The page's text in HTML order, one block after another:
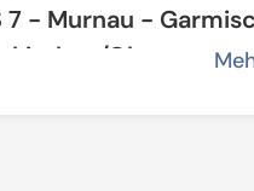
7 - Murnau -